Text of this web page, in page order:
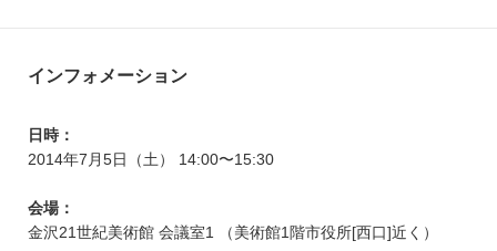
インフォメーション
日時：
2014年7月5日（土） 14:00〜15:30
会場：
金沢21世紀美術館 会議室1 （美術館1階市役所[西口]近く）